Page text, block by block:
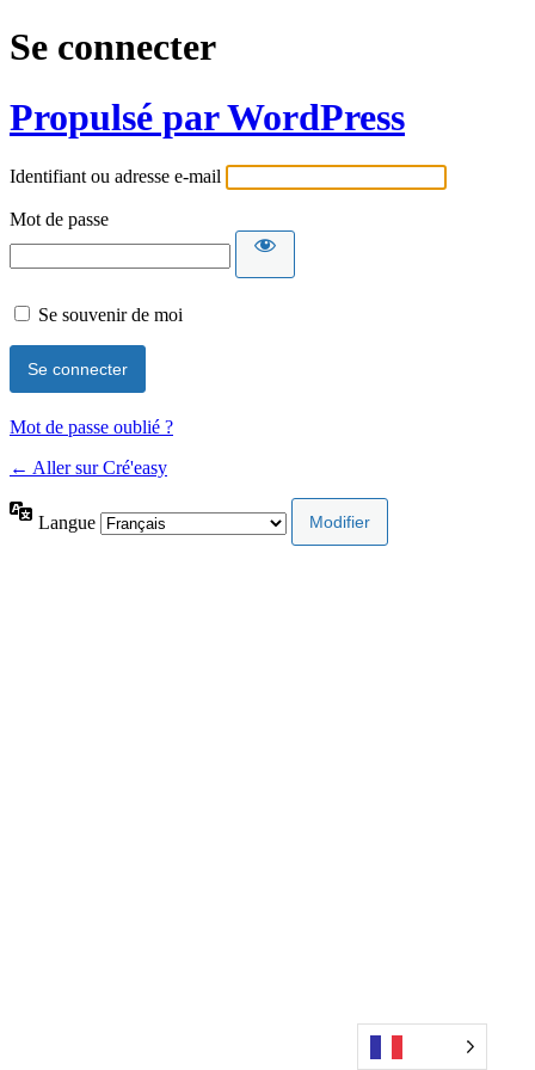
Se connecter
Propulsé par WordPress
Identifiant ou adresse e-mail
Mot de passe
Se souvenir de moi
Mot de passe oublié ?
← Aller sur Cré'easy
Langue